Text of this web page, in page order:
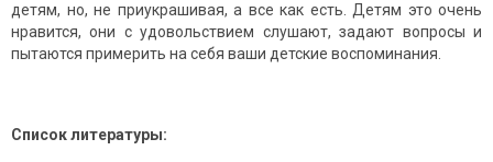
детям, но, не приукрашивая, а все как есть. Детям это очень
нравится, они с удовольствием слушают, задают вопросы и
пытаются примерить на себя ваши детские воспоминания.
Список литературы: